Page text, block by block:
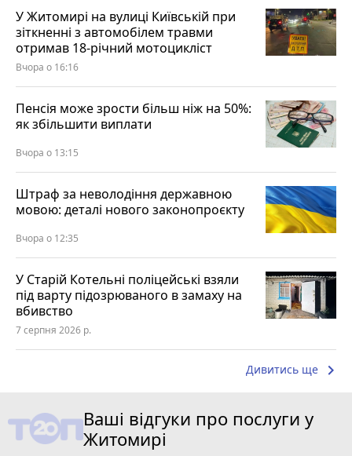
У Житомирі на вулиці Київській при
зіткненні з автомобілем травми
отримав 18-річний мотоцикліст
Вчора о 16:16
Пенсія може зрости більш ніж на 50%:
як збільшити виплати
Вчора о 13:15
Штраф за неволодіння державною
мовою: деталі нового законопроєкту
Вчора о 12:35
У Старій Котельні поліцейські взяли
під варту підозрюваного в замаху на
вбивство
7 серпня 2026 р.
Дивитись ще keyboard_arrow_right
Ваші відгуки про послуги у
Житомирі